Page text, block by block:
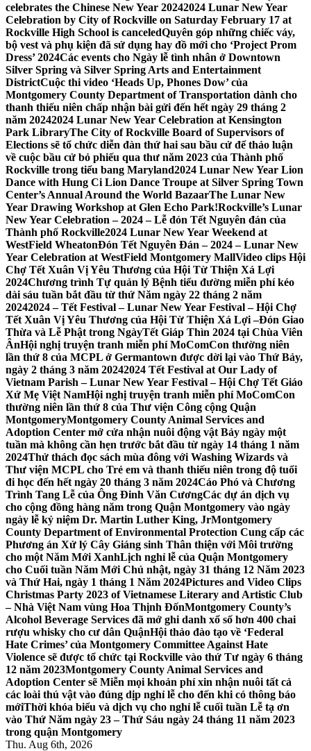
celebrates the Chinese New Year 20242024 Lunar New Year
Celebration by City of Rockville on Saturday February 17 at
Rockville High School is canceledQuyên góp những chiếc váy,
bộ vest và phụ kiện đã sử dụng hay đồ mới cho ‘Project Prom
Dress’ 2024Các events cho Ngày lễ tình nhân ở Downtown
Silver Spring và Silver Spring Arts and Entertainment
DistrictCuộc thi video ‘Heads Up, Phones Dow’ của
Montgomery County Department of Transportation dành cho
thanh thiếu niên chấp nhận bài gửi đến hết ngày 29 tháng 2
năm 20242024 Lunar New Year Celebration at Kensington
Park LibraryThe City of Rockville Board of Supervisors of
Elections sẽ tổ chức diễn đàn thứ hai sau bầu cử để thảo luận
về cuộc bầu cử bỏ phiếu qua thư năm 2023 của Thành phố
Rockville trong tiểu bang Maryland2024 Lunar New Year Lion
Dance with Hung Ci Lion Dance Troupe at Silver Spring Town
Center’s Annual Around the World BazaarThe Lunar New
Year Drawing Workshop at Glen Echo Park!Rockville’s Lunar
New Year Celebration – 2024 – Lễ đón Tết Nguyên đán của
Thành phố Rockville2024 Lunar New Year Weekend at
WestField WheatonĐón Tết Nguyên Đán – 2024 – Lunar New
Year Celebration at WestField Montgomery MallVideo clips Hội
Chợ Tết Xuân Vị Yêu Thương của Hội Từ Thiện Xá Lợi
2024Chương trình Tự quản lý Bệnh tiểu đường miễn phí kéo
dài sáu tuần bắt đầu từ thứ Năm ngày 22 tháng 2 năm
20242024 – Tết Festival – Lunar New Year Festival – Hội Chợ
Tết Xuân Vị Yêu Thương của Hội Từ Thiện Xá Lợi –Đón Giao
Thừa và Lễ Phật trong NgàyTết Giáp Thìn 2024 tại Chùa Viên
ÂnHội nghị truyện tranh miễn phí MoComCon thường niên
lần thứ 8 của MCPL ở Germantown được dời lại vào Thứ Bảy,
ngày 2 tháng 3 năm 20242024 Tết Festival at Our Lady of
Vietnam Parish – Lunar New Year Festival – Hội Chợ Tết Giáo
Xứ Mẹ Việt NamHội nghị truyện tranh miễn phí MoComCon
thường niên lần thứ 8 của Thư viện Công cộng Quận
MontgomeryMontgomery County Animal Services and
Adoption Center mở cửa nhận nuôi động vật Bảy ngày một
tuần mà không cần hẹn trước bắt đầu từ ngày 14 tháng 1 năm
2024Thử thách đọc sách mùa đông với Washing Wizards và
Thư viện MCPL cho Trẻ em và thanh thiếu niên trong độ tuổi
đi học đến hết ngày 20 tháng 3 năm 2024Cáo Phó và Chương
Trình Tang Lễ của Ông Đinh Văn CươngCác dự án dịch vụ
cho cộng đồng hàng năm trong Quận Montgomery vào ngày
ngày lễ kỷ niệm Dr. Martin Luther King, JrMontgomery
County Department of Environmental Protection Cung cấp các
Phương án Xử lý Cây Giáng sinh Thân thiện với Môi trường
cho một Năm Mới XanhLịch nghỉ lễ của Quận Montgomery
cho Cuối tuần Năm Mới Chủ nhật, ngày 31 tháng 12 Năm 2023
và Thứ Hai, ngày 1 tháng 1 Năm 2024Pictures and Video Clips
Christmas Party 2023 of Vietnamese Literary and Artistic Club
– Nhà Việt Nam vùng Hoa Thịnh ĐốnMontgomery County’s
Alcohol Beverage Services đã mở ghi danh xổ số hơn 400 chai
rượu whisky cho cư dân QuậnHội thảo đào tạo về ‘Federal
Hate Crimes’ của Montgomery Committee Against Hate
Violence sẽ được tổ chức tại Rockville vào thứ Tư ngày 6 tháng
12 năm 2023Montgomery County Animal Services and
Adoption Center sẽ Miễn mọi khoản phí xin nhận nuôi tất cả
các loài thú vật vào đúng dịp nghỉ lễ cho đến khi có thông báo
mớiThời khóa biểu và dịch vụ cho nghỉ lễ cuối tuần Lễ tạ ơn
vào Thứ Năm ngày 23 – Thứ Sáu ngày 24 tháng 11 năm 2023
trong quận Montgomery
Thu. Aug 6th, 2026